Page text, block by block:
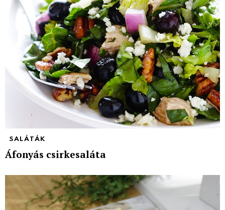
SALÁTÁK
Áfonyás csirkesaláta